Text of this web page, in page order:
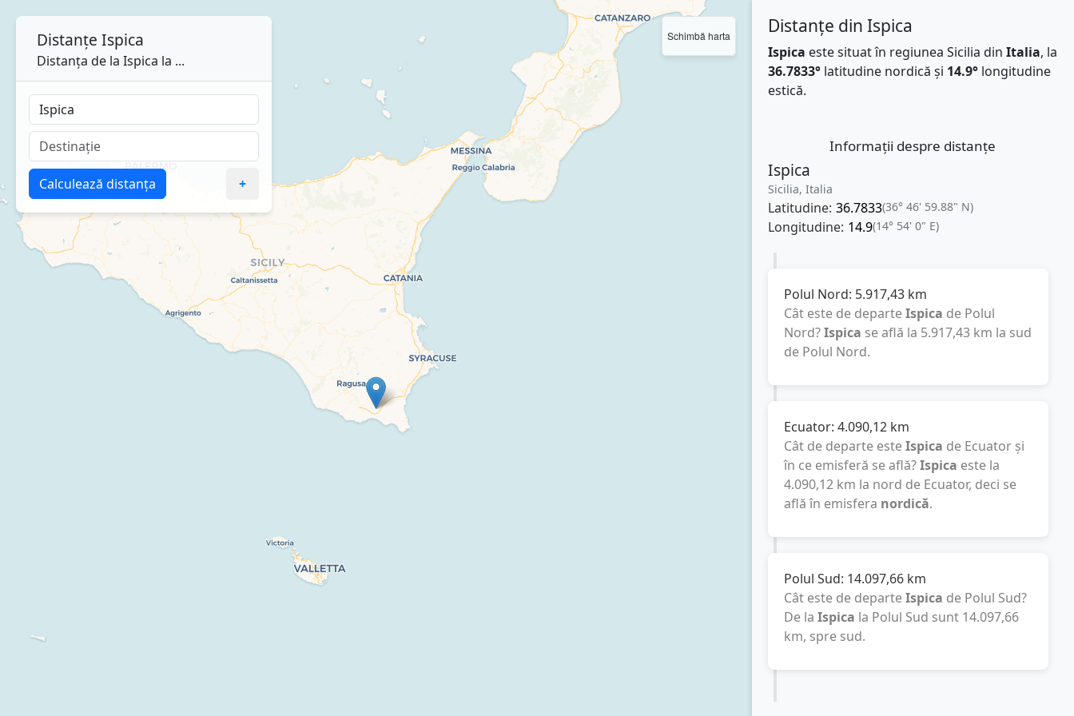
Schimbă harta Distanțe din Ispica
Ispica este situat în regiunea Sicilia din Italia, la
36.7833°latitudine nordică și 14.9°longitudine
estică.
Informații despre distanțe
Ispica
Sicilia, Italia
Latitudine: 36.7833(36° 46' 59.88" N)
Longitudine: 14.9(14° 54' 0" E)
Polul Nord: 5.917,43 km
Cât este de departeIspica de Polul
Nord?Ispica se află la 5.917,43 km la sud
de Polul Nord.
Ecuator: 4.090,12 km
Cât de departe esteIspica de Ecuator și
în ce emisferă se află?Ispica este la
4.090,12 km la nord de Ecuator, deci se
află în emisfera nordică.
Polul Sud: 14.097,66 km
Cât este de departeIspica de Polul Sud?
De la Ispica la Polul Sud sunt 14.097,66
km, spre sud.
Distanțe Ispica
Distanța de la Ispica la ...
Calculează distanța +